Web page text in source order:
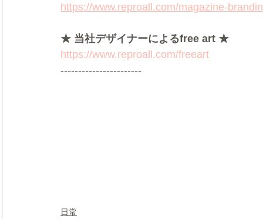
https://www.reproall.com/magazine-
★ 当社デザイナーによるfree art ★
https://www.reproall.com/freeart
-----------------------
日常